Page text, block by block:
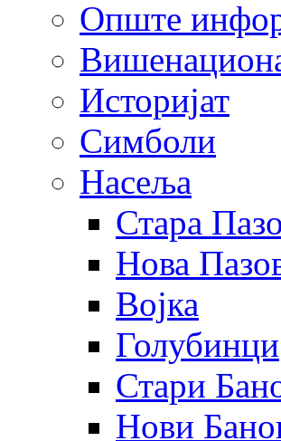
Опште
Историјат
Симболи
Насеља
Стара
Нова
Војка
Голубинци
Стари
Нови